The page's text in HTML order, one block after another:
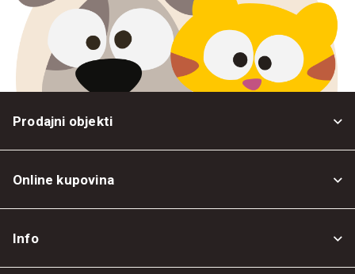
Prodajni objekti
Online kupovina
Info